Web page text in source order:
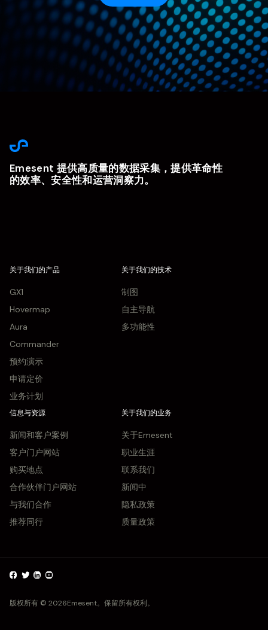
Emesent 提供高质量的数据采集，提供革命性
的效率、安全性和运营洞察力。
关于我们的产品
GX1
Hovermap
Aura
Commander
预约演示
申请定价
业务计划
关于我们的技术
制图
自主导航
多功能性
信息与资源
新闻和客户案例
客户门户网站
购买地点
合作伙伴门户网站
与我们合作
推荐同行
关于我们的业务
关于Emesent
职业生涯
联系我们
新闻中
隐私政策
质量政策
版权所有 © 2026Emesent。保留所有权利。